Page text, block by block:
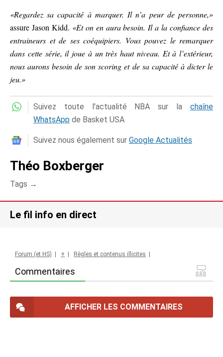
«Regardez sa capacité à marquer. Il n’a peur de personne,»
assure Jason Kidd. «Et on en aura besoin. Il a la confiance des
entraineurs et de ses coéquipiers. Vous pouvez le remarquer
dans cette série, il joue à un très haut niveau. Et à l’extérieur,
nous aurons besoin de son scoring et de sa capacité à dicter le
jeu.»
Suivez toute l'actualité NBA sur la chaîne
WhatsApp de Basket USA
Suivez nous également sur Google Actualités
Théo Boxberger
Tags →
Le fil info en direct
Commentaires
Forum (et HS) + Règles et contenus illicites
AFFICHER LES COMMENTAIRES